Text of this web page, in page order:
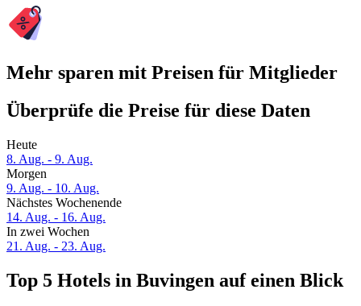
Mehr sparen mit Preisen für Mitglieder
Überprüfe die Preise für diese Daten
Heute
8. Aug. - 9. Aug.
Morgen
9. Aug. - 10. Aug.
Nächstes Wochenende
14. Aug. - 16. Aug.
In zwei Wochen
21. Aug. - 23. Aug.
Top 5 Hotels in Buvingen auf einen Blick